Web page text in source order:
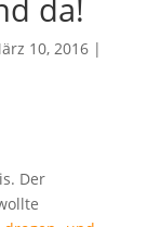
da!
10, 2016|
Der